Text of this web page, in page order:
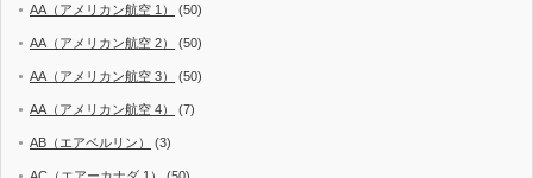
AA（アメリカン航空 1） (50)
AA（アメリカン航空 2） (50)
AA（アメリカン航空 3） (50)
AA（アメリカン航空 4） (7)
AB（エアベルリン） (3)